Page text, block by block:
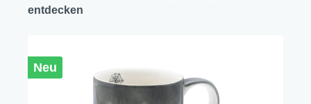
entdecken
Neu